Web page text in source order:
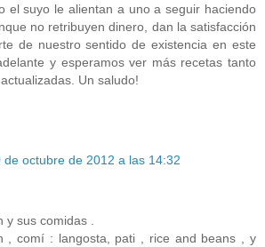
el suyo le alientan a uno a seguir haciendo
no retribuyen dinero, dan la satisfacción
de nuestro sentido de existencia en este
y esperamos ver más recetas tanto
Un saludo!
de octubre de 2012 a las 14:32
sus comidas .
, comí : langosta, pati , rice and beans , y